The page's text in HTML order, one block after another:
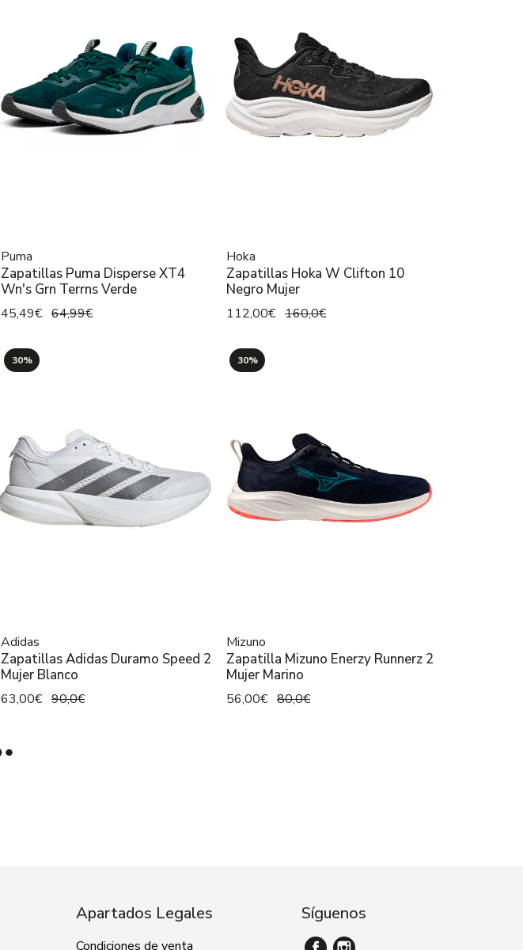
Puma
Zapatillas Puma Disperse XT4
Wn's Grn Terrns Verde
45,49€ 64,99€
Hoka
Zapatillas Hoka W Clifton 10
Negro Mujer
112,00€ 160,0€
30%
Adidas
Zapatillas Adidas Duramo Speed 2
Mujer Blanco
63,00€ 90,0€
30%
Mizuno
Zapatilla Mizuno Enerzy Runnerz 2
Mujer Marino
56,00€ 80,0€
Apartados Legales
Condiciones de venta
Síguenos